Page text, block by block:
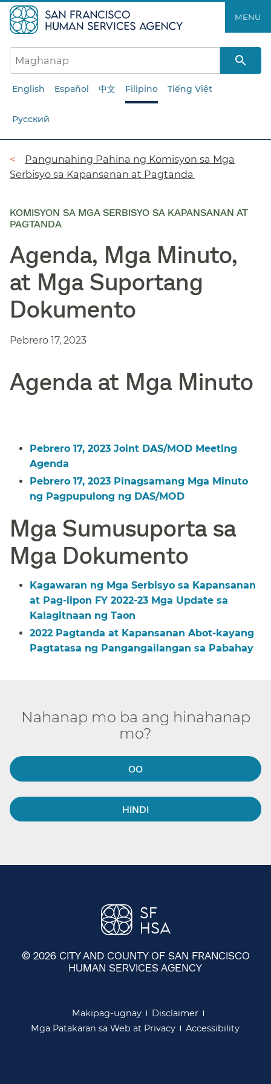
ang
pangunahing
nilalaman​​
MENU​​
English Español 中文 Filipino Tiếng Việt
Русский
Breadcrumb​​
Pangunahing Pahina ng Komisyon sa Mga
Serbisyo sa Kapansanan at Pagtanda​​
KOMISYON SA MGA SERBISYO SA KAPANSANAN AT
PAGTANDA
Agenda, Mga Minuto,
at Mga Suportang
Dokumento​​
Pebrero 17, 2023​​
Agenda at Mga Minuto​​
Pebrero 17, 2023 Joint DAS/MOD Meeting
Agenda​​
Pebrero 17, 2023 Pinagsamang Mga Minuto
ng Pagpupulong ng DAS/MOD​​
Mga Sumusuporta sa
Mga Dokumento​​
Kagawaran ng Mga Serbisyo sa Kapansanan
at Pag-iipon FY 2022-23 Mga Update sa
Kalagitnaan ng Taon​​
2022 Pagtanda at Kapansanan Abot-kayang
Pagtatasa ng Pangangailangan sa Pabahay​​
Nahanap mo ba ang hinahanap
mo?​​
OO​​
HINDI​​
© 2026 CITY AND COUNTY OF SAN FRANCISCO
HUMAN SERVICES AGENCY
Makipag-ugnay​​
Disclaimer​​
Mga Patakaran sa Web at Privacy​​
Accessibility​​